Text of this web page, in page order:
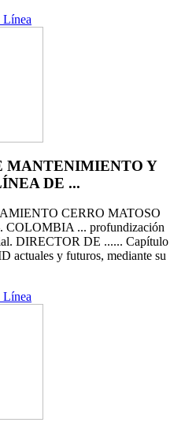
Línea
MANTENIMIENTO Y
DE ...
CERRO MATOSO
... profundización
DIRECTOR DE ...... Capítulo
actuales y futuros, mediante su
Línea